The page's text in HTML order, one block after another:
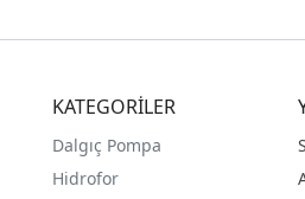
KATEGORİLER
Dalgıç Pompa
Hidrofor